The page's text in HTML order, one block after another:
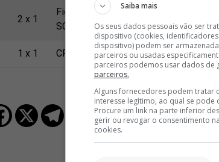
2 x 1
Figueirense-
SC
1 x 1 CRB-AL Copa do Brasil 2016
Saiba mais
Os seus dados pessoais vão ser
dispositivo (cookies,
dispositivo) podem ser
parceiros ou usadas
parceiros podemos usar dados de
parceiros.
Alguns fornecedores podem tratar
interesse legítimo, ao qual se
Procure um link na parte inferior
gerir ou revogar o consentimento
cookies.